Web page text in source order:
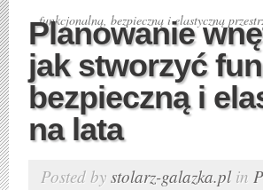
funkcjonalną, bezpieczną i elastyczną
Planowanie
jak stworzyć
bezpieczną i
na lata
Posted by stolarz-galazka.plin